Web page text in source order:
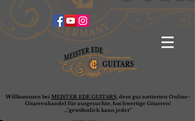
Willkommen bei MEISTER EDE GUITARS,dem gut sortierten Online-
Gitarrenhandel für ausgesuchte, hochwertige Gitarren!
..."gewöhnlich kann jeder"